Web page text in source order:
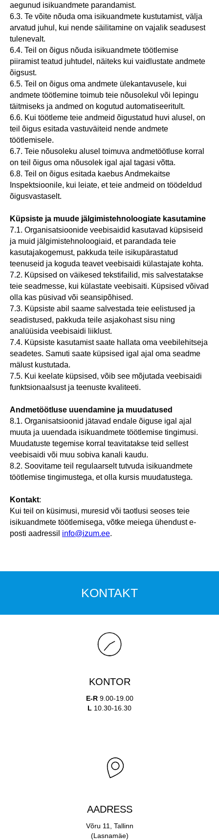
aegunud isikuandmete parandamist.
6.3. Te võite nõuda oma isikuandmete kustutamist, välja
arvatud juhul, kui nende säilitamine on vajalik seadusest
tulenevalt.
6.4. Teil on õigus nõuda isikuandmete töötlemise
piiramist teatud juhtudel, näiteks kui vaidlustate andmete
õigsust.
6.5. Teil on õigus oma andmete ülekantavusele, kui
andmete töötlemine toimub teie nõusolekul või lepingu
täitmiseks ja andmed on kogutud automatiseeritult.
6.6. Kui töötleme teie andmeid õigustatud huvi alusel, on
teil õigus esitada vastuväiteid nende andmete
töötlemisele.
6.7. Teie nõusoleku alusel toimuva andmetöötluse korral
on teil õigus oma nõusolek igal ajal tagasi võtta.
6.8. Teil on õigus esitada kaebus Andmekaitse
Inspektsioonile, kui leiate, et teie andmeid on töödeldud
õigusvastaselt.
Küpsiste ja muude jälgimistehnoloogiate kasutamine
7.1. Organisatsioonide veebisaidid kasutavad küpsiseid
ja muid jälgimistehnoloogiaid, et parandada teie
kasutajakogemust, pakkuda teile isikupärastatud
teenuseid ja koguda teavet veebisaidi külastajate kohta.
7.2. Küpsised on väikesed tekstifailid, mis salvestatakse
teie seadmesse, kui külastate veebisaiti. Küpsised võivad
olla kas püsivad või seansipõhised.
7.3. Küpsiste abil saame salvestada teie eelistused ja
seadistused, pakkuda teile asjakohast sisu ning
analüüsida veebisaidi liiklust.
7.4. Küpsiste kasutamist saate hallata oma veebilehitseja
seadetes. Samuti saate küpsised igal ajal oma seadme
mälust kustutada.
7.5. Kui keelate küpsised, võib see mõjutada veebisaidi
funktsionaalsust ja teenuste kvaliteeti.
Andmetöötluse uuendamine ja muudatused
8.1. Organisatsioonid jätavad endale õiguse igal ajal
muuta ja uuendada isikuandmete töötlemise tingimusi.
Muudatuste tegemise korral teavitatakse teid sellest
veebisaidi või muu sobiva kanali kaudu.
8.2. Soovitame teil regulaarselt tutvuda isikuandmete
töötlemise tingimustega, et olla kursis muudatustega.
Kontakt:
Kui teil on küsimusi, muresid või taotlusi seoses teie
isikuandmete töötlemisega, võtke meiega ühendust e-
posti aadressil info@izum.ee.
KONTAKT
KONTOR
E-R9.00-19.00
L 10.30-16.30
AADRESS
Võru 11, Tallinn
(Lasnamäe)